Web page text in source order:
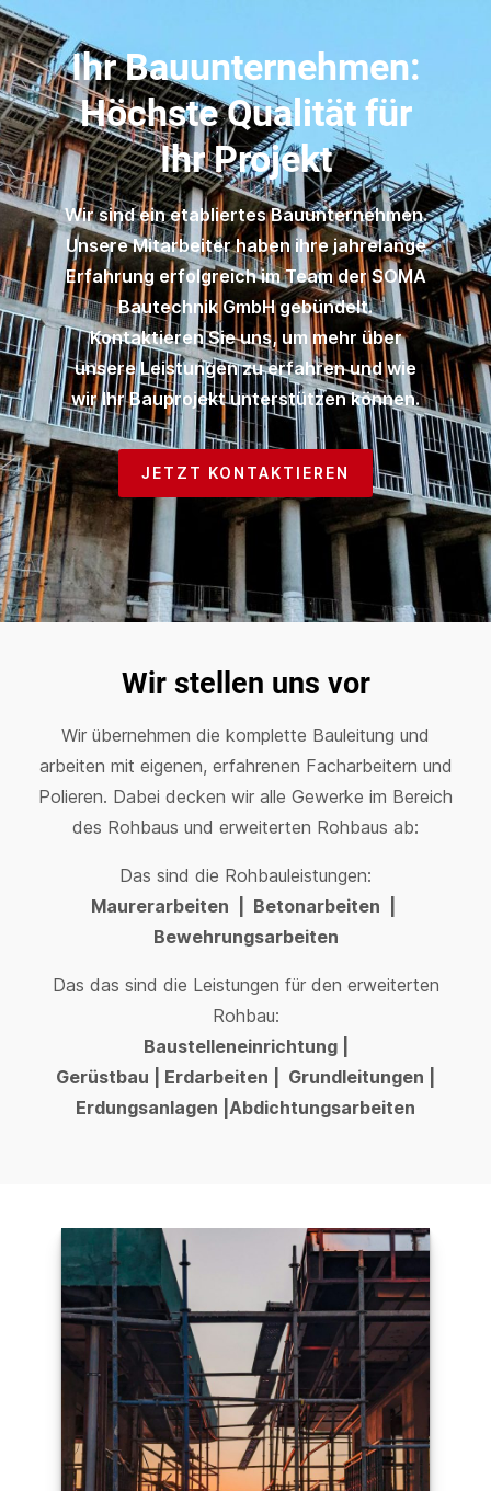
Ihr Bauunternehmen:
Höchste Qualität für
Ihr Projekt
Wir sind ein etabliertes Bauunternehmen.
Unsere Mitarbeiter haben ihre jahrelange
Erfahrung erfolgreich im Team der SOMA
Bautechnik GmbH gebündelt.
Kontaktieren Sie uns, um mehr über
unsere Leistungen zu erfahren und wie
wir Ihr Bauprojekt unterstützen können.
JETZT KONTAKTIEREN
Wir stellen uns vor
Wir übernehmen die komplette Bauleitung und
arbeiten mit eigenen, erfahrenen Facharbeitern und
Polieren. Dabei decken wir alle Gewerke im Bereich
des Rohbaus und erweiterten Rohbaus ab:
Das sind die Rohbauleistungen:
Maurerarbeiten | Betonarbeiten |
Bewehrungsarbeiten
Das das sind die Leistungen für den erweiterten
Rohbau:
Baustelleneinrichtung |
Gerüstbau | Erdarbeiten | Grundleitungen |
Erdungsanlagen |Abdichtungsarbeiten